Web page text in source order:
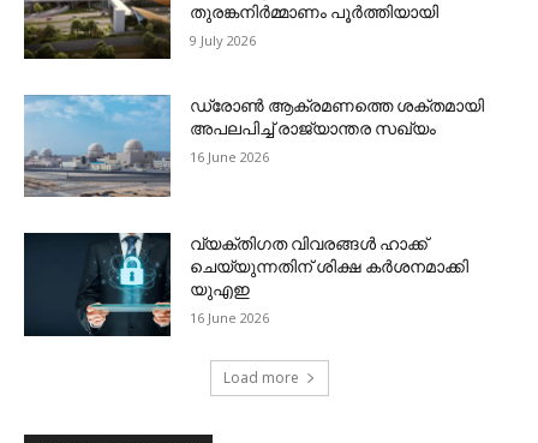
തുരങ്കനിര്‍മ്മാണം പൂര്‍ത്തിയായി
9 July 2026
ഡ്രോണ്‍ ആക്രമണത്തെ ശക്തമായി
അപലപിച്ച് രാജ്യാന്തര സഖ്യം
16 June 2026
വ്യക്തിഗത വിവരങ്ങള്‍ ഹാക്ക്
ചെയ്യുന്നതിന് ശിക്ഷ കര്‍ശനമാക്കി
യുഎഇ
16 June 2026
Load more